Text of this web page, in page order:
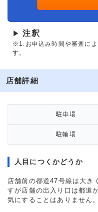
▶ 注釈
※1.お申込み時間や審査に
す。
店舗詳細
駐車場
駐輪場
人目につくかどうか
店舗前の都道47号線は大き
すが店舗の出入り口は都道
気にすることはありません。